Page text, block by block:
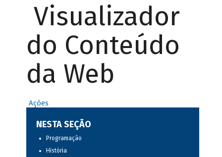
Visualizador
do Conteúdo
da Web
Ações
NESTA SEÇÃO
Programação
História